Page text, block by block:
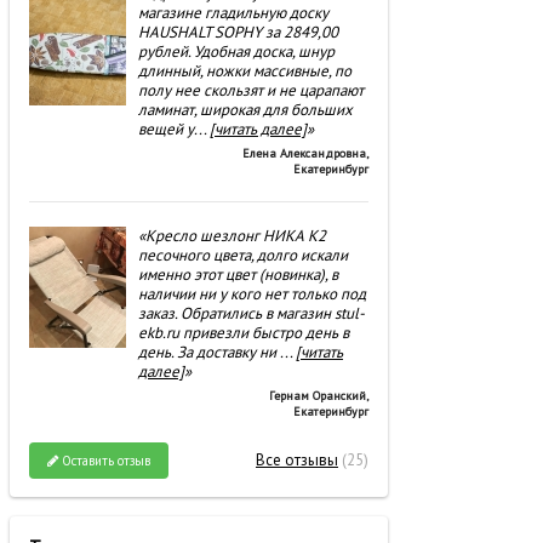
магазине гладильную доску
HAUSHALT SOPHY за 2849,00
рублей. Удобная доска, шнур
длинный, ножки массивные, по
полу нее скользят и не царапают
ламинат, широкая для больших
вещей у...[читать далее]»
Елена Александровна,
Екатеринбург
«Кресло шезлонг НИКА К2
песочного цвета, долго искали
именно этот цвет (новинка), в
наличии ни у кого нет только под
заказ. Обратились в магазин stul-
ekb.ru привезли быстро день в
день. За доставку ни...[читать
далее]»
Гернам Оранский,
Екатеринбург
Оставить отзыв Все отзывы (25)